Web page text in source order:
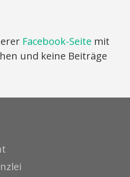
Facebook-Seite mit
und keine Beiträge